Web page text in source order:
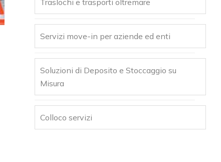
Traslochi e trasporti oltremare
Servizi move-in per aziende ed enti
Soluzioni di Deposito e Stoccaggio su
Misura
Colloco servizi